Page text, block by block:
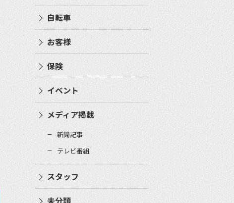
自転車
お客様
保険
イベント
メディア掲載
新聞記事
テレビ番組
スタッフ
未分類